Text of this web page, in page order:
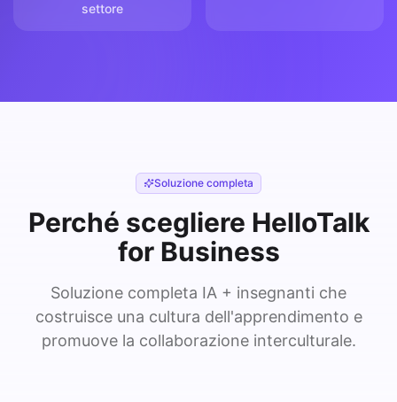
settore
Soluzione completa
Perché scegliere HelloTalk
for Business
Soluzione completa IA + insegnanti che
costruisce una cultura dell'apprendimento e
promuove la collaborazione interculturale.